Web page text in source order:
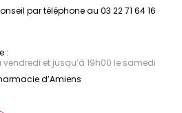
par téléphone au 03 22 71 64 16
:
et jusqu’à 19h00 le samedi
d’Amiens